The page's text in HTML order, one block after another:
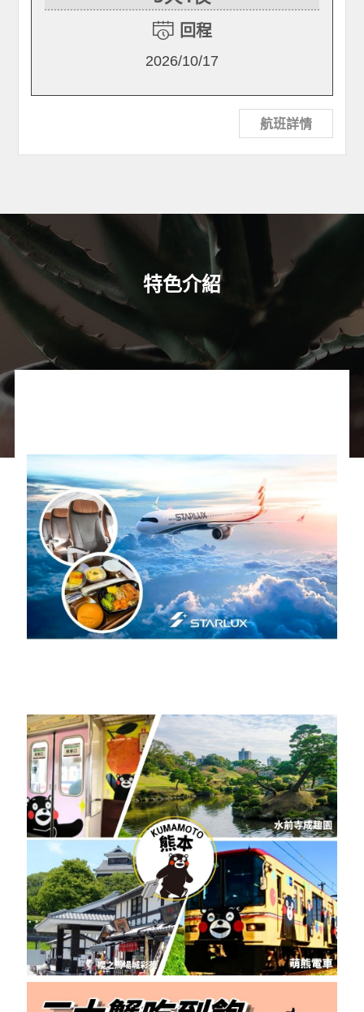
回程
2026/10/17
航班詳情
特色介紹